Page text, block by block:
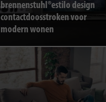
brennenstuhl®estilo design
contactdoosstroken voor
modern wonen